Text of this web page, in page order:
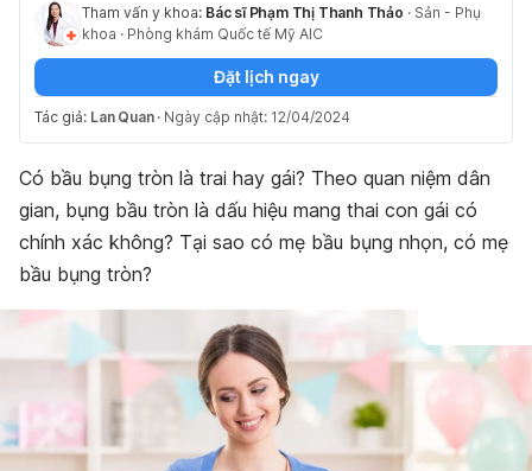
Tham vấn y khoa: Bác sĩ Phạm Thị Thanh Thảo · Sản - Phụ
khoa · Phòng khám Quốc tế Mỹ AIC
Đặt lịch ngay
Tác giả: Lan Quan · Ngày cập nhật: 12/04/2024
Có bầu bụng tròn là trai hay gái? Theo quan niệm dân
gian, bụng bầu tròn là dấu hiệu mang thai con gái có
chính xác không? Tại sao có mẹ bầu bụng nhọn, có mẹ
bầu bụng tròn?